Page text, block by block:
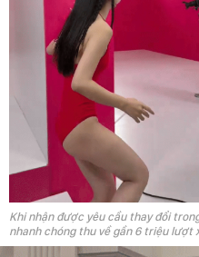
Khi nhận được yêu cầu thay đổi
nhanh chóng thu về gần 6 triệu lượt